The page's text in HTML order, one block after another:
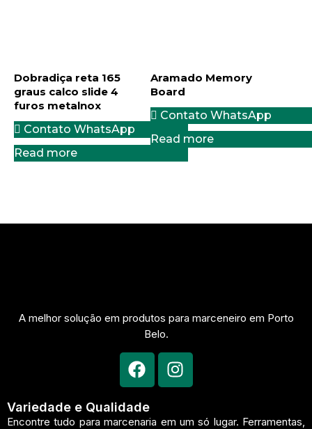
Dobradiça reta 165
graus calco slide 4
furos metalnox
Contato WhatsApp
Read more
Aramado Memory
Board
Contato WhatsApp
Read more
A melhor solução em produtos para marceneiro em Porto
Belo.
Variedade e Qualidade
Encontre tudo para marcenaria em um só lugar. Ferramentas,